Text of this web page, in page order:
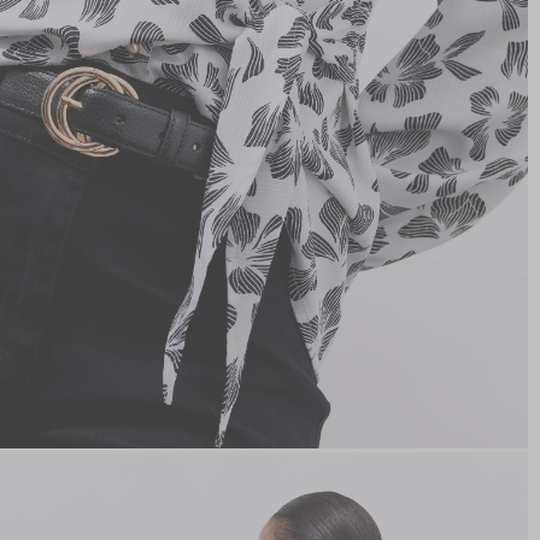
promotion) Livraison rapideen 2 jours* et offerte
Point Relais dès 99€*